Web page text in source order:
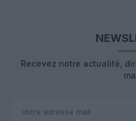
Recevez notre actualité,